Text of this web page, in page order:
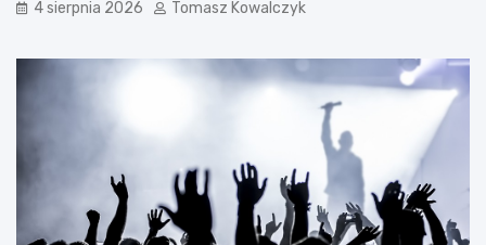
4 sierpnia 2026 Tomasz Kowalczyk